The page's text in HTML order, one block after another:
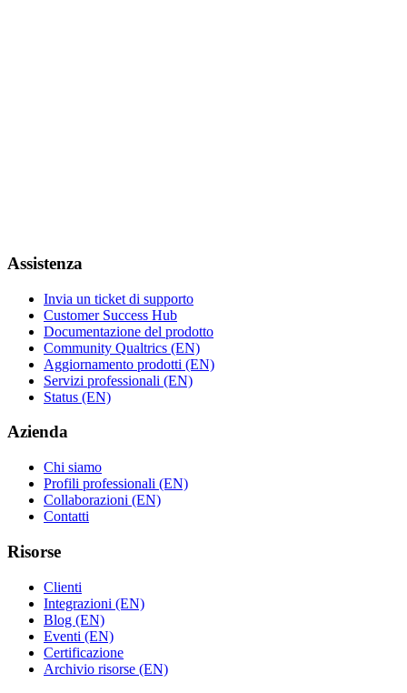
Assistenza
Invia un ticket di supporto
Customer Success Hub
Documentazione del prodotto
Community Qualtrics (EN)
Aggiornamento prodotti (EN)
Servizi professionali (EN)
Status (EN)
Azienda
Chi siamo
Profili professionali (EN)
Collaborazioni (EN)
Contatti
Risorse
Clienti
Integrazioni (EN)
Blog (EN)
Eventi (EN)
Certificazione
Archivio risorse (EN)